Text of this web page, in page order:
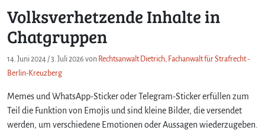
Volksverhetzende Inhalte in
Chatgruppen
14. Juni 2024 /3. Juli 2026 von Rechtsanwalt Dietrich, Fachanwalt für Strafrecht -
Berlin-Kreuzberg
Memes und WhatsApp-Sticker oder Telegram-Sticker erfüllen zum
Teil die Funktion von Emojis und sind kleine Bilder, die versendet
werden, um verschiedene Emotionen oder Aussagen wiederzugeben.